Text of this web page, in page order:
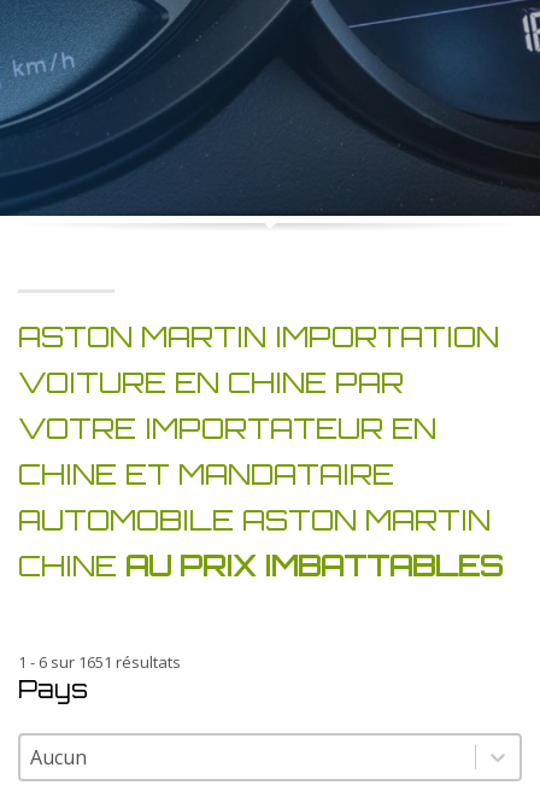
ASTON MARTIN IMPORTATION
VOITURE EN CHINE PAR
VOTRE IMPORTATEUR EN
CHINE ET MANDATAIRE
AUTOMOBILE ASTON MARTIN
CHINE AU PRIX IMBATTABLES
1 - 6 sur 1651 résultats
Pays
Pays
Pays